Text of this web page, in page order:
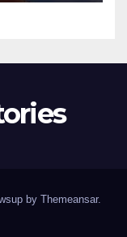
by Themeansar.